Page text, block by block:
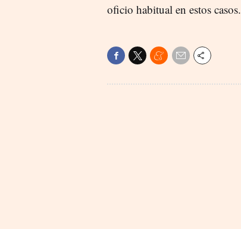
oficio habitual en estos casos.